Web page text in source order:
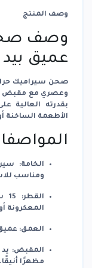
وصف المنتج
وصف
عميق بيد – 15
صحن سيراميك
وعصري مع مقبض
بقدرته العالية
الأطعمة الساخنة
الخامة:
ومناسب
القطر:
المعكرونة
العمق:
المقبض:
مظهرًا أنيقًا.